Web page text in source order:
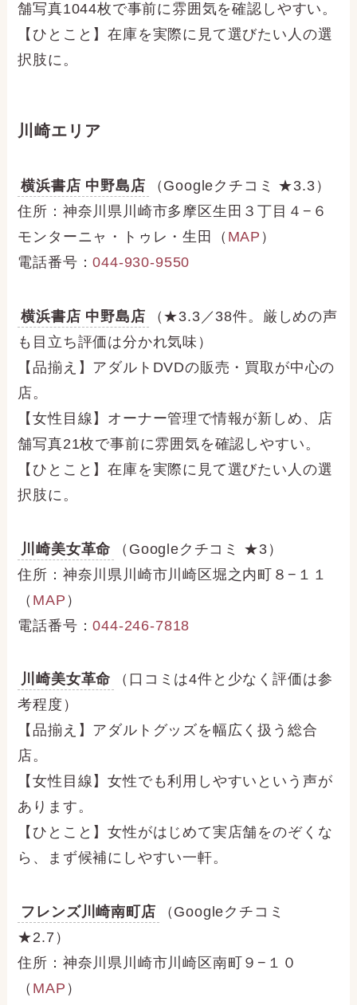
舗写真1044枚で事前に雰囲気を確認しやすい。
【ひとこと】在庫を実際に見て選びたい人の選
択肢に。
川崎エリア
横浜書店 中野島店
（Googleクチコミ ★3.3）
住所：神奈川県川崎市多摩区生田３丁目４−６
モンターニャ・トゥレ・生田（ MAP ）
電話番号：044-930-9550
横浜書店 中野島店
（★3.3／38件。厳しめの声
も目立ち評価は分かれ気味）
【品揃え】アダルトDVDの販売・買取が中心の
店。
【女性目線】オーナー管理で情報が新しめ、店
舗写真21枚で事前に雰囲気を確認しやすい。
【ひとこと】在庫を実際に見て選びたい人の選
択肢に。
川崎美女革命
（Googleクチコミ ★3）
住所：神奈川県川崎市川崎区堀之内町８−１１
（ MAP ）
電話番号：044-246-7818
川崎美女革命
（口コミは4件と少なく評価は参
考程度）
【品揃え】アダルトグッズを幅広く扱う総合
店。
【女性目線】女性でも利用しやすいという声が
あります。
【ひとこと】女性がはじめて実店舗をのぞくな
ら、まず候補にしやすい一軒。
フレンズ川崎南町店
（Googleクチコミ
★2.7）
住所：神奈川県川崎市川崎区南町９−１０
（ MAP ）